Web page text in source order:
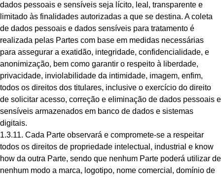
dados pessoais e sensíveis seja lícito, leal, transparente e
limitado às finalidades autorizadas a que se destina. A coleta
de dados pessoais e dados sensíveis para tratamento é
realizada pelas Partes com base em medidas necessárias
para assegurar a exatidão, integridade, confidencialidade, e
anonimização, bem como garantir o respeito à liberdade,
privacidade, inviolabilidade da intimidade, imagem, enfim,
todos os direitos dos titulares, inclusive o exercício do direito
de solicitar acesso, correção e eliminação de dados pessoais e
sensíveis armazenados em banco de dados e sistemas
digitais.
1.3.11. Cada Parte observará e compromete-se a respeitar
todos os direitos de propriedade intelectual, industrial e know
how da outra Parte, sendo que nenhum Parte poderá utilizar de
nenhum modo a marca, logotipo, nome comercial, domínio de